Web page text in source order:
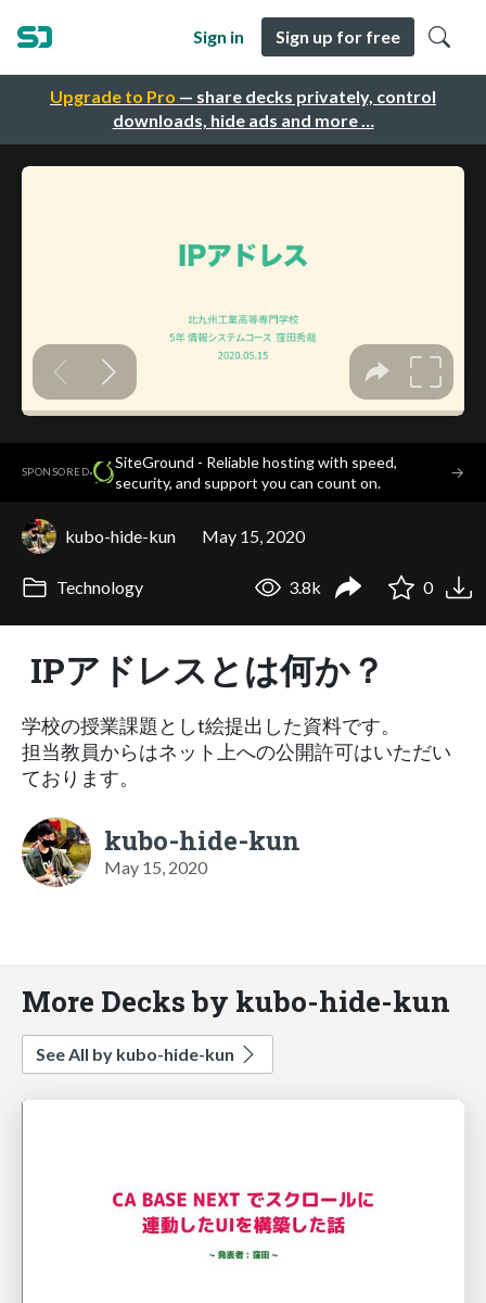
Upgrade to Pro — share decks privately, control
downloads, hide ads and more …
Sign in Sign up for free
SPONSORED·
SiteGround - Reliable hosting with speed,
security, and support you can count on.
→
kubo-hide-kun May 15, 2020
Technology 3.8k 0
IPアドレスとは何か？
学校の授業課題としt絵提出した資料です。
担当教員からはネット上への公開許可はいただい
ております。
kubo-hide-kun
May 15, 2020
More Decks by kubo-hide-kun
See All by kubo-hide-kun